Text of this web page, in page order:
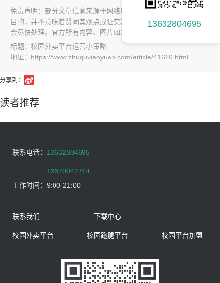
13632804695
免责声明：部分文章信息来源于网络以及网友投稿，本网站只负责
目的，并不意味着赞同其观点或证实其内容的真实性，如本站文章
会尽快处理。官方所有内容、图片如未经过授权，禁止任何形式的采
标题：校园外卖平台运营小策略
地址：https://www.zhuquxiaoyuan.com/article/41610.html
分享到：
读者推荐
联系电话： 13632804695
13670042714
工作时间： 9:00-21:00
联系我们 下载中心
校园外卖平台 校园跑腿平台 校园平台加盟